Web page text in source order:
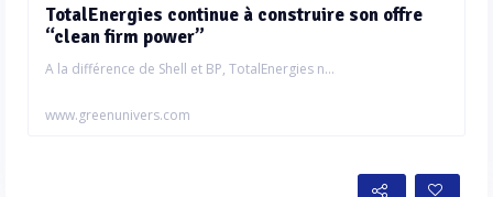
TotalEnergies continue à construire son offre
“clean firm power”
A la différence de Shell et BP, TotalEnergies n...
www.greenunivers.com